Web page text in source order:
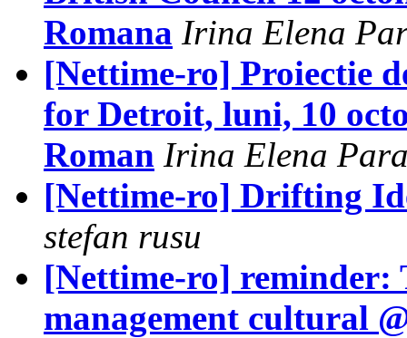
Romana Irina Elena
[Nettime-ro] Proiectie
for Detroit, luni, 10
Roman Irina Elena
[Nettime-ro] Drifting
stefan rusu
[Nettime-ro]
management cultural